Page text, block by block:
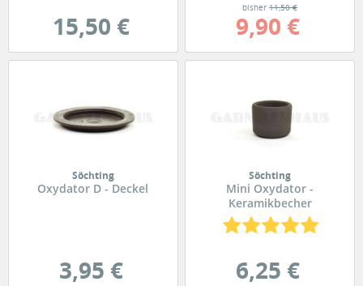
15,50 €
bisher11,50 €
9,90 €
Söchting
Oxydator D - Deckel
3,95 €
Söchting
Mini Oxydator -
Keramikbecher
6,25 €